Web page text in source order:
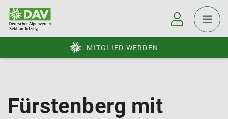
MITGLIED WERDEN
Fürstenberg mit